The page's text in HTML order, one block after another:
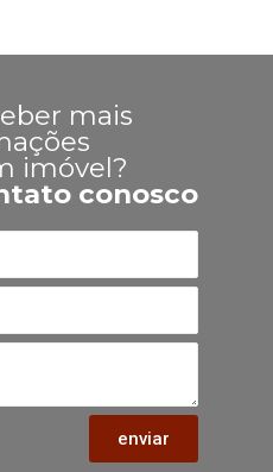
mais
imóvel?
conosco
enviar